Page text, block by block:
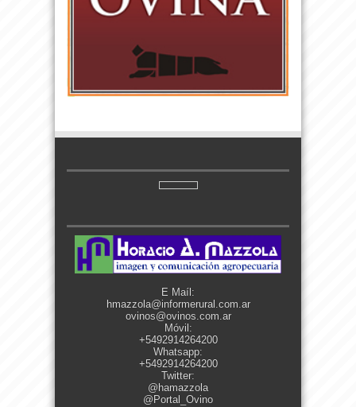
E Maíl:
hmazzola@informerural.com.ar
ovinos@ovinos.com.ar
Móvil:
+5492914264200
Whatsapp:
+5492914264200
Twitter:
@hamazzola
@Portal_Ovino